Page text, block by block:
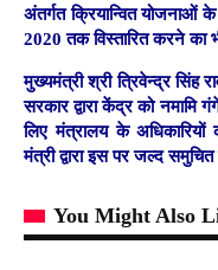
अंतर्गत क्रियान्वित योजनाओं के
2020 तक विस्तारित करने का
मुख्यमंत्री श्री त्रिवेन्द्र सिंह
सरकार द्वारा केंद्र को नमामि
लिए मंत्रालय के अधिकारियों
मंत्री द्वारा इस पर जल्द
You Might Also